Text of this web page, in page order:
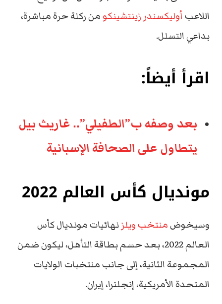
اللاعبأوليكسندر زينتشينكو من ركلة حرة مباشرة،
بداعي التسلل.
اقرأ أيضاً:
بعد وصفه ب”الطفيلي”.. غاريث بيل
يتطاول على الصحافة الإسبانية
مونديال كأس العالم 2022
وسيخوضمنتخب ويلزنهائيات مونديال كأس
العالم 2022، بعد حسم بطاقة التأهل، ليكون ضمن
المجموعة الثانية، إلى جانب منتخبات الولايات
المتحدة الأمريكية، إنجلترا، إيران.